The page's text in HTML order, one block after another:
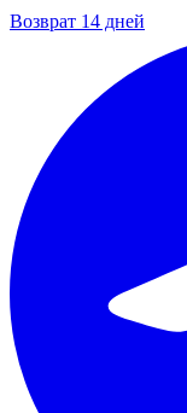
Возврат 14 дней